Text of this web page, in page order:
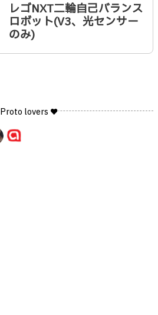
レゴNXT二輪自己バランス
ロボット(V3、光センサー
のみ)
Proto lovers ♥